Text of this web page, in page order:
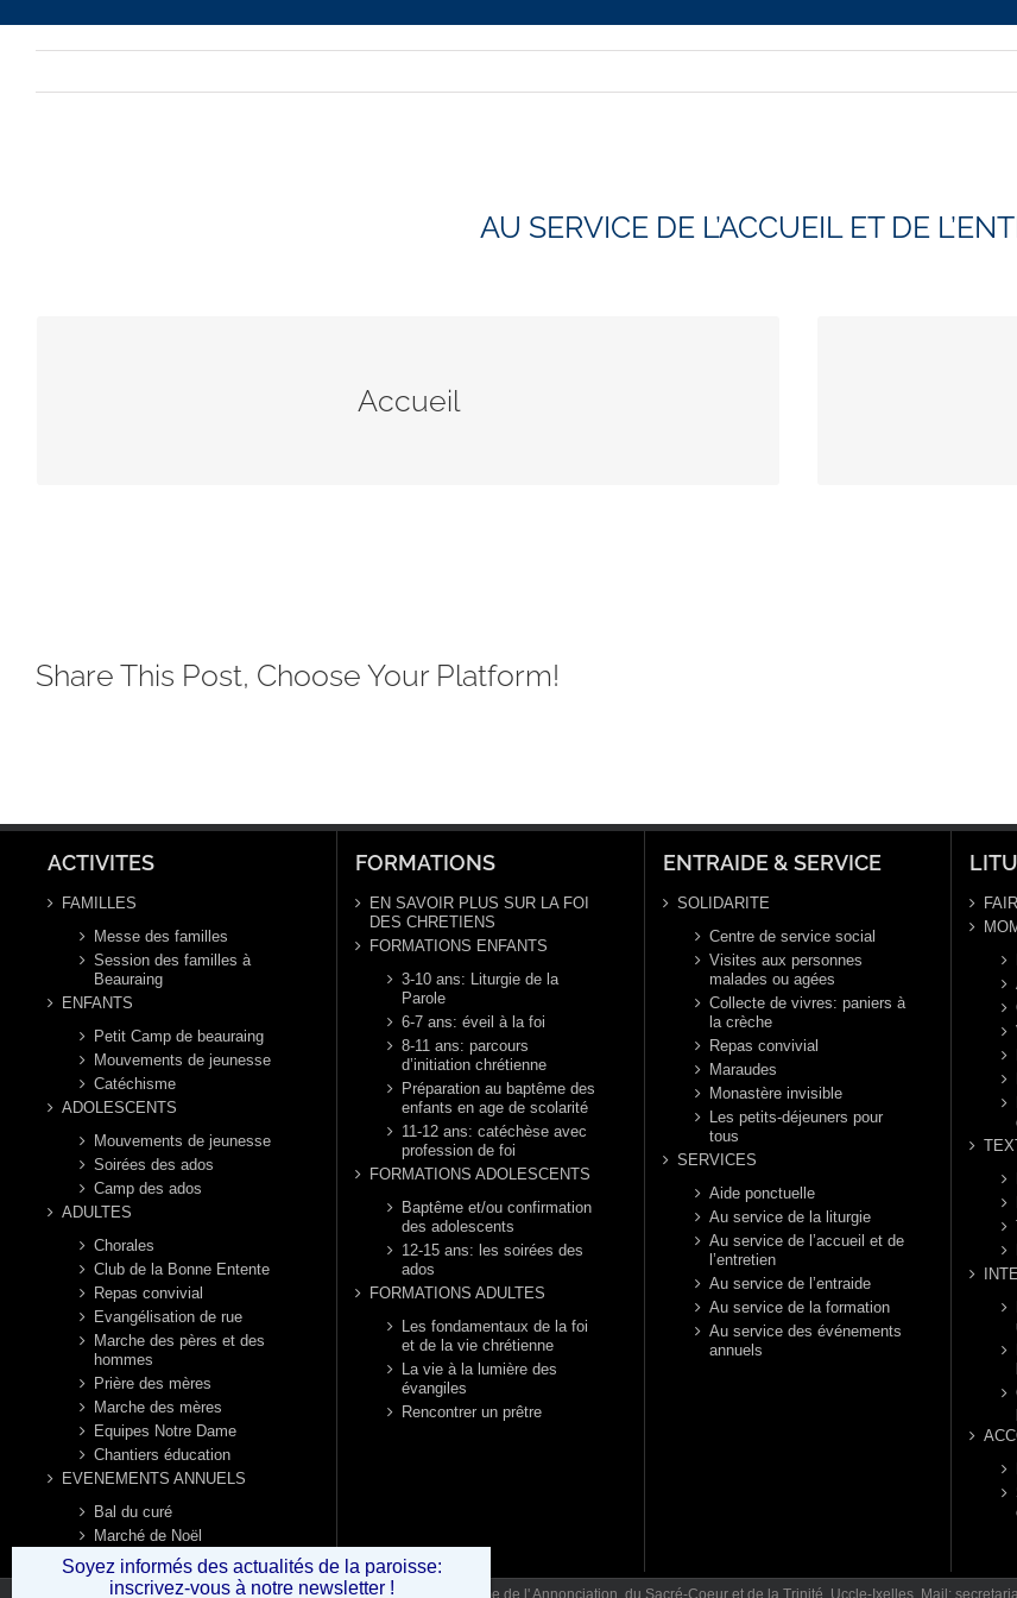
AU SERVICE DE L’ACCUEIL ET DE
Accueil
Share This Post, Choose Your Platform!
ACTIVITES
FAMILLES
Messe des familles
Session des familles à
Beauraing
ENFANTS
Petit Camp de beauraing
Mouvements de jeunesse
Catéchisme
ADOLESCENTS
Mouvements de jeunesse
Soirées des ados
Camp des ados
ADULTES
Chorales
Club de la Bonne Entente
Repas convivial
Evangélisation de rue
Marche des pères et des
hommes
Prière des mères
Marche des mères
Equipes Notre Dame
Chantiers éducation
EVENEMENTS ANNUELS
Bal du curé
Marché de Noël
Puces nautiques
FORMATIONS
EN SAVOIR PLUS SUR LA FOI
DES CHRETIENS
FORMATIONS ENFANTS
3-10 ans: Liturgie de la
Parole
6-7 ans: éveil à la foi
8-11 ans: parcours
d’initiation chrétienne
Préparation au baptême des
enfants en age de scolarité
11-12 ans: catéchèse avec
profession de foi
FORMATIONS ADOLESCENTS
Baptême et/ou confirmation
des adolescents
12-15 ans: les soirées des
ados
FORMATIONS ADULTES
Les fondamentaux de la foi
et de la vie chrétienne
La vie à la lumière des
évangiles
Rencontrer un prêtre
ENTRAIDE & SERVICE
SOLIDARITE
Centre de service social
Visites aux personnes
malades ou agées
Collecte de vivres: paniers à
la crèche
Repas convivial
Maraudes
Monastère invisible
Les petits-déjeuners pour
tous
SERVICES
Aide ponctuelle
Au service de la liturgie
Au service de l’accueil et de
l’entretien
Au service de l’entraide
Au service de la formation
Au service des événements
annuels
Unité Pastorale catholique des Sources Vives: églises Notre Dame de l' Annonciation, du Sacré-Coeur et de la Trinité. Uccle-Ixelles. Mail:
Soyez informés des actualités de la paroisse:
inscrivez-vous à notre newsletter !